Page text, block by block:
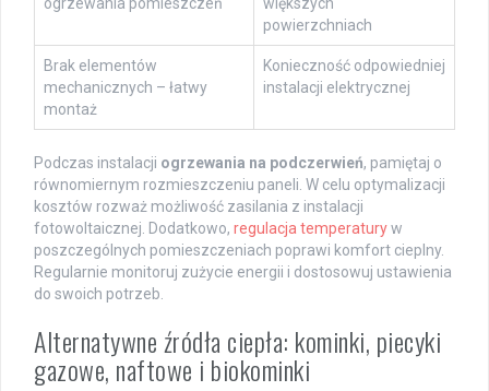
ogrzewania pomieszczeń
większych
powierzchniach
Brak elementów
mechanicznych – łatwy
montaż
Konieczność odpowiedniej
instalacji elektrycznej
Podczas instalacji ogrzewania na podczerwień, pamiętaj o
równomiernym rozmieszczeniu paneli. W celu optymalizacji
kosztów rozważ możliwość zasilania z instalacji
fotowoltaicznej. Dodatkowo, regulacja temperaturyw
poszczególnych pomieszczeniach poprawi komfort cieplny.
Regularnie monitoruj zużycie energii i dostosowuj ustawienia
do swoich potrzeb.
Alternatywne źródła ciepła: kominki, piecyki
gazowe, naftowe i biokominki